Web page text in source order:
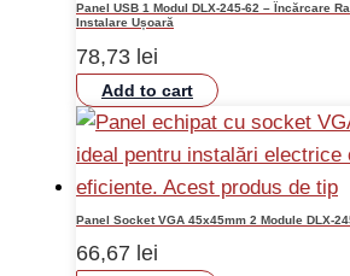
Panel USB 1 Modul DLX-245-62 – Încărcare
Instalare Ușoară
78,73 lei
Add to cart
Panel Socket VGA 45x45mm 2 Module DLX-
66,67 lei